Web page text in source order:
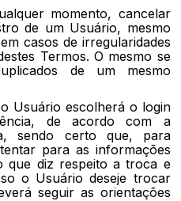
momento, cancelar
de um Usuário, mesmo
casos de irregularidades
Termos. O mesmo se
de um mesmo
Usuário escolherá o login
de acordo com a
sendo certo que, para
para as informações
que diz respeito a troca e
o Usuário deseje trocar
seguir as orientações